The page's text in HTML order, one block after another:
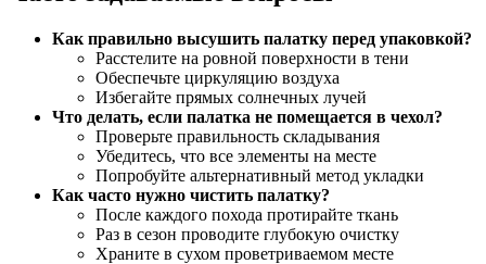
Как правильно высушить палатку перед упаковкой?
Расстелите на ровной поверхности в тени
Обеспечьте циркуляцию воздуха
Избегайте прямых солнечных лучей
Что делать, если палатка не помещается в чехол?
Проверьте правильность складывания
Убедитесь, что все элементы на месте
Попробуйте альтернативный метод укладки
Как часто нужно чистить палатку?
После каждого похода протирайте ткань
Раз в сезон проводите глубокую очистку
Храните в сухом проветриваемом месте